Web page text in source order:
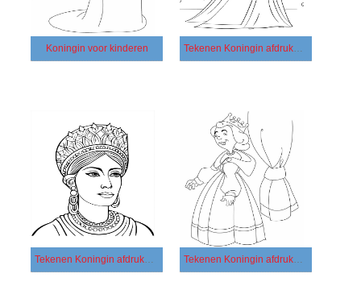
Koningin voor kinderen Tekenen Koningin afdrukbaar basis
Tekenen Koningin afdrukbaar eenvoudig Tekenen Koningin afdrukbaar simpel